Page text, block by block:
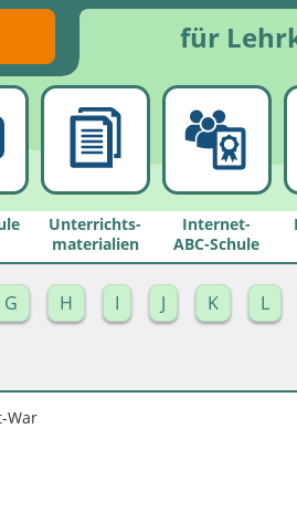
für
Unterrichts­
materialien
Internet-
ABC-Schule
G H I J K L
War